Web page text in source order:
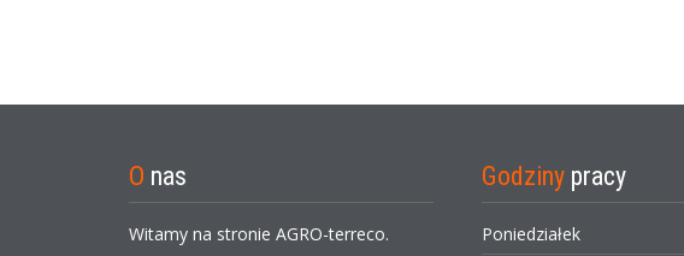
O nas
Witamy na stronie AGRO-terreco.
Godziny pracy
Poniedziałek